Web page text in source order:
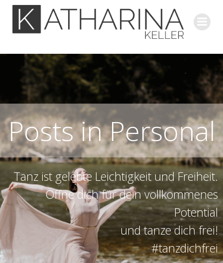
Inhalt
springen
Posts in Personal
Tanz ist gelebte Leichtigkeit und Freiheit.
Öffne dich für dein vollkommenes
Potential
und tanze dich frei!
#tanzdichfrei